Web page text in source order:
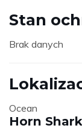
Stan
Brak danych
Ocean
Horn